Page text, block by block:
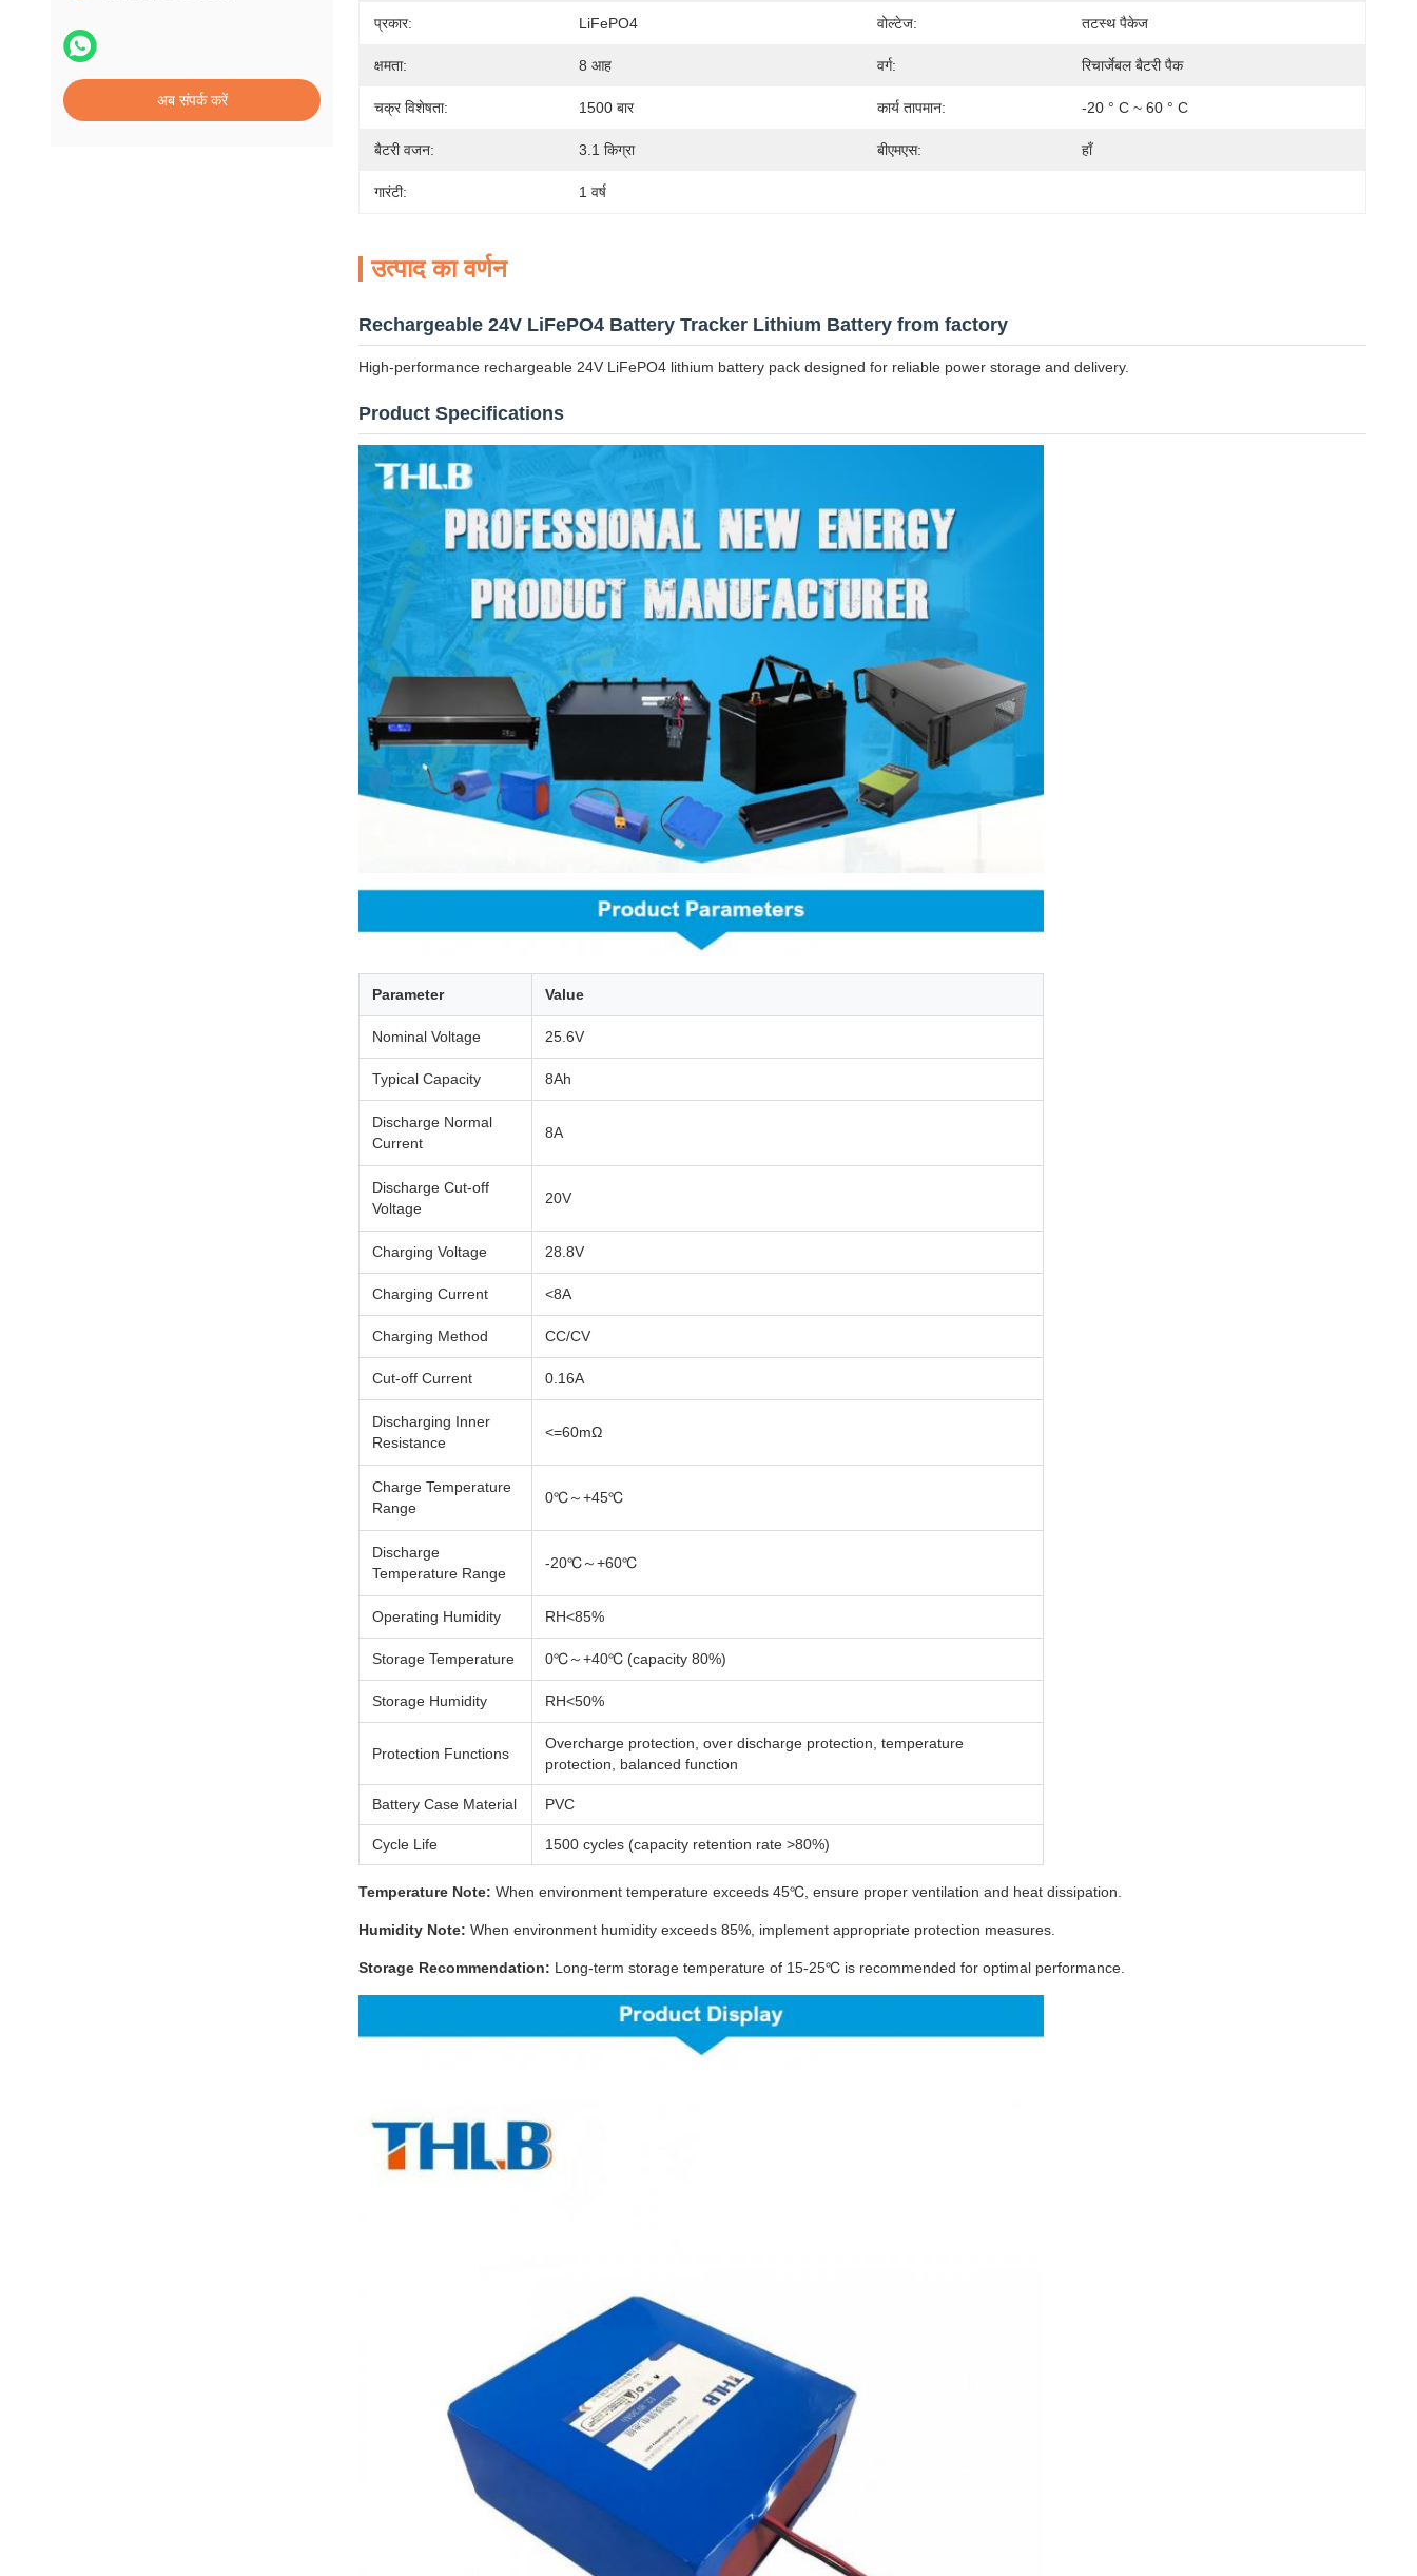
अब संपर्क करें
प्रकार: LiFePO4 वोल्टेज: तटस्थ पैकेज
क्षमता: 8 आह वर्ग: रिचार्जेबल बैटरी पैक
चक्र विशेषता: 1500 बार कार्य तापमान: -20 ° C ~ 60 ° C
बैटरी वजन: 3.1 किग्रा बीएमएस: हाँ
गारंटी: 1 वर्ष
उत्पाद का वर्णन
Rechargeable 24V LiFePO4 Battery Tracker Lithium Battery from factory
High-performance rechargeable 24V LiFePO4 lithium battery pack designed for reliable power storage and delivery.
Product Specifications
Parameter Value
Nominal Voltage 25.6V
Typical Capacity 8Ah
Discharge Normal
Current
8A
Discharge Cut-off
Voltage
20V
Charging Voltage 28.8V
Charging Current <8A
Charging Method CC/CV
Cut-off Current 0.16A
Discharging Inner
Resistance
<=60mΩ
Charge Temperature
Range
0℃～+45℃
Discharge
Temperature Range
-20℃～+60℃
Operating Humidity RH<85%
Storage Temperature 0℃～+40℃ (capacity 80%)
Storage Humidity RH<50%
Protection Functions
Overcharge protection, over discharge protection, temperature
protection, balanced function
Battery Case Material PVC
Cycle Life 1500 cycles (capacity retention rate >80%)
Temperature Note: When environment temperature exceeds 45℃, ensure proper ventilation and heat dissipation.
Humidity Note: When environment humidity exceeds 85%, implement appropriate protection measures.
Storage Recommendation: Long-term storage temperature of 15-25℃ is recommended for optimal performance.